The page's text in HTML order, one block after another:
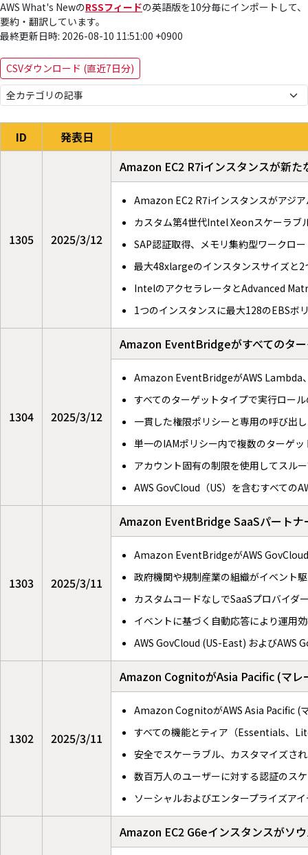
AWS What's NewのRSSフィードの英語版を10分毎にインポートして、
要約・翻訳しています。
最終更新日時: 2026-08-10 11:51:00 +0900
CSVダウンロード (直近7日分)
ID 発表日
1305 2025/3/12
Amazon EC2 R7iインスタンスが新
Amazon EC2 R7iインスタンスがアジ
カスタム第4世代Intel Xeonスケーラブ
SAP認証取得、メモリ集約型ワークロ
最大48xlargeのインスタンスサイズと2
IntelのアクセラレータとAdvanced
1つのインスタンスに最大128のEBSボ
1304 2025/3/12
Amazon EventBridgeがすべてのタ
Amazon EventBridgeがAWS Lambda
すべてのターゲットタイプで実行ロー
一貫した権限ポリシーと専用の呼び出
単一のIAMポリシー内で複数のターゲ
アカウント固有の制限を使用してスル
AWS GovCloud（US）を含むすべての
1303 2025/3/11
Amazon EventBridge SaaSパートナ
Amazon EventBridgeがAWS
政府機関や規制産業の組織がイベント
カスタムコードなしでSaaSプロバイダ
イベントに基づく自動応答により運用
AWS GovCloud (US-East) およびAWS
1302 2025/3/11
Amazon CognitoがAsia Pacific (マレ
Amazon CognitoがAWS Asia Pacific (
すべての機能とティア（Essentials、
安全でスケーラブル、カスタマイズさ
数百万人のユーザーに対する認証のス
ソーシャルおよびエンタープライズア
Amazon EC2 G6eインスタンスがソ